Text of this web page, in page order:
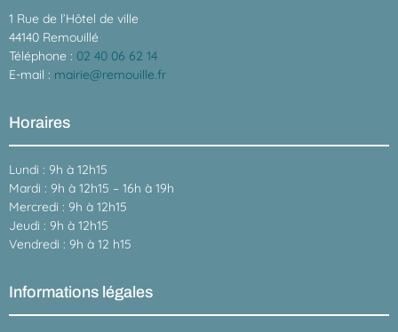
1 Rue de l’Hôtel de ville
44140 Remouillé
Téléphone : 02 40 06 62 14
E-mail : mairie@remouille.fr
Horaires
Lundi : 9h à 12h15
Mardi : 9h à 12h15 – 16h à 19h
Mercredi : 9h à 12h15
Jeudi : 9h à 12h15
Vendredi : 9h à 12 h15
Informations légales